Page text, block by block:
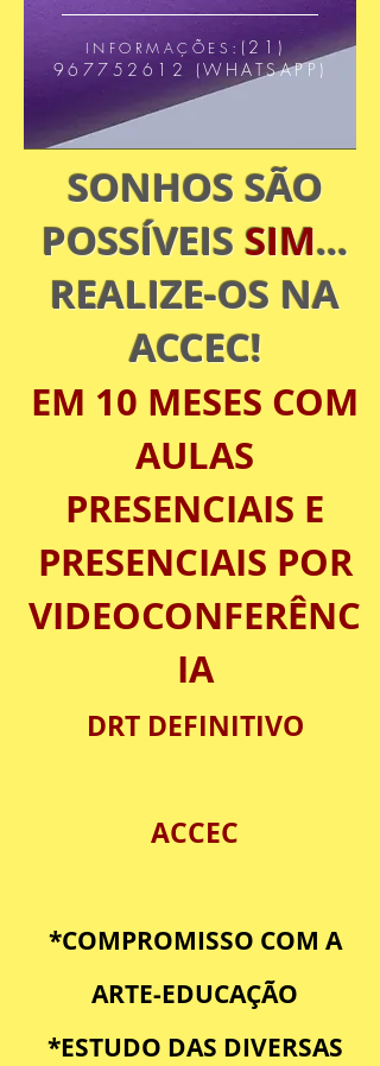
INFORMAÇÕES :(21)
967752612
(WHATSAPP)
SONHOS SÃO
POSSÍVEIS SIM...
REALIZE-OS NA
ACCEC!
EM 10 MESES COM
AULAS
PRESENCIAIS E
PRESENCIAIS POR
VIDEOCONFERÊNC
IA
DRT DEFINITIVO
ACCEC
*COMPROMISSO COM A
ARTE-EDUCAÇÃO
*ESTUDO DAS DIVERSAS